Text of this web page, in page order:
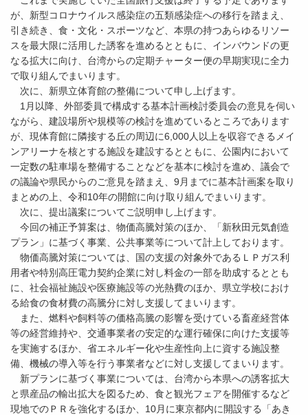
が、新型コロナウイルス感染症の五類感染症への移行を踏まえ、
引き続き、食・文化・スポーツなど、本県の持つあらゆるリソー
スを最大限に活用した誘客を進めるとともに、インバウンドの更
なる拡大に向け、台湾からの定期チャーター便の早期実現に全力
で取り組んでまいります。
次に、新県立体育館の整備について申し上げます。
1月以降、外部委員で構成する基本計画検討委員会の意見を伺い
ながら、建設場所や規模等の検討を進めているところであります
が、現体育館に隣接する丘の周辺に6,000人以上を収容できるメイ
ンアリーナを核とする施設を建設するとともに、公園内において
一定数の駐車場を整備することなどを基本に検討を進め、議会で
の議論や県民からのご意見を踏まえ、9月までに基本計画案を取り
まとめの上、令和10年の開館に向け取り組んでまいります。
次に、提出議案についてご説明申し上げます。
今回の補正予算案は、物価高騰対策のほか、「新秋田元気創造
プラン」に基づく事業、公共事業等について計上しております。
物価高騰対策については、国の支援の対象外であるＬＰガス利
用者や特別高圧電力契約企業に対し料金の一部を助成するととも
に、社会福祉施設や医療施設等の光熱費のほか、県立学校におけ
る給食の食材費の高騰分に対し支援してまいります。
また、燃料や飼料等の価格高騰の影響を受けている畜産経営体
等の経営維持や、交通事業者の安定的な運行確保に向けた支援等
を実施するほか、省エネルギー化や生産性向上に資する施設整
備、機械の導入等を行う事業者などに対し支援してまいります。
新プランに基づく事業については、台湾から本県への誘客拡大
と県産品の輸出拡大を図るため、食と観光フェアを開催するなど
現地でのＰＲを強化するほか、10月に東京都内に開設する「あき